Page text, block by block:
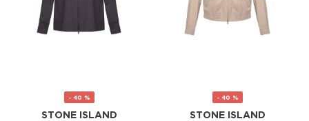
- 40 %
STONE ISLAND
- 40 %
STONE ISLAND